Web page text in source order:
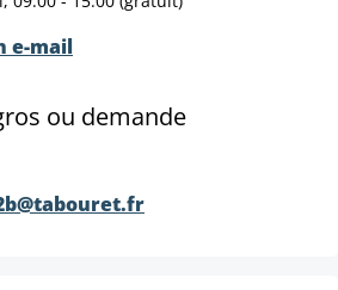
e-mail
ou demande